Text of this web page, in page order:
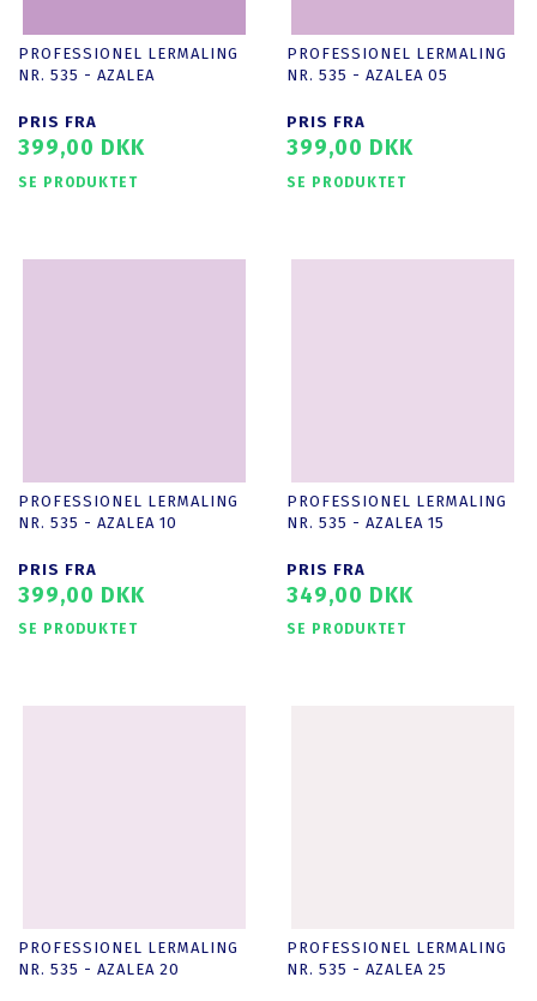
PROFESSIONEL LERMALING
NR. 535 - AZALEA
PRIS FRA
399,00 DKK
SE PRODUKTET
PROFESSIONEL LERMALING
NR. 535 - AZALEA 05
PRIS FRA
399,00 DKK
SE PRODUKTET
PROFESSIONEL LERMALING
NR. 535 - AZALEA 10
PRIS FRA
399,00 DKK
SE PRODUKTET
PROFESSIONEL LERMALING
NR. 535 - AZALEA 15
PRIS FRA
349,00 DKK
SE PRODUKTET
PROFESSIONEL LERMALING
NR. 535 - AZALEA 20
PROFESSIONEL LERMALING
NR. 535 - AZALEA 25